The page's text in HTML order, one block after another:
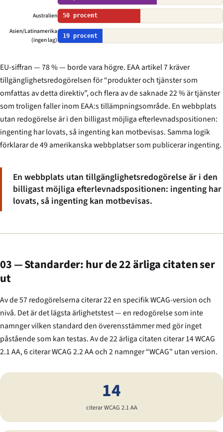
Australien 50 procent
Asien/Latinamerika
(ingen lag)
19 procent
EU-siffran — 78 % — borde vara högre. EAA artikel 7 kräver
tillgänglighetsredogörelsen för “produkter och tjänster som
omfattas av detta direktiv”, och flera av de saknade 22 % är tjänster
som troligen faller inom EAA:s tillämpningsområde. En webbplats
utan redogörelse är i den billigast möjliga efterlevnadspositionen:
ingenting har lovats, så ingenting kan motbevisas. Samma logik
förklarar de 49 amerikanska webbplatser som publicerar ingenting.
En webbplats utan tillgänglighetsredogörelse är i den
billigast möjliga efterlevnadspositionen: ingenting har
lovats, så ingenting kan motbevisas.
03 — Standarder: hur de 22 ärliga citaten ser
ut
Av de 57 redogörelserna citerar 22 en specifik WCAG-version och
nivå. Det är det lägsta ärlighetstest — en redogörelse som inte
namnger vilken standard den överensstämmer med gör inget
påstående som kan testas. Av de 22 ärliga citaten citerar 14 WCAG
2.1 AA, 6 citerar WCAG 2.2 AA och 2 namnger “WCAG” utan version.
14
citerar WCAG 2.1 AA